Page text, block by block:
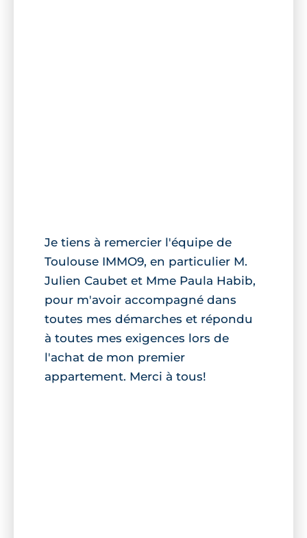
Je tiens à remercier l'équipe de
Toulouse IMMO9, en particulier M.
Julien Caubet et Mme Paula Habib,
pour m'avoir accompagné dans
toutes mes démarches et répondu
à toutes mes exigences lors de
l'achat de mon premier
appartement. Merci à tous!